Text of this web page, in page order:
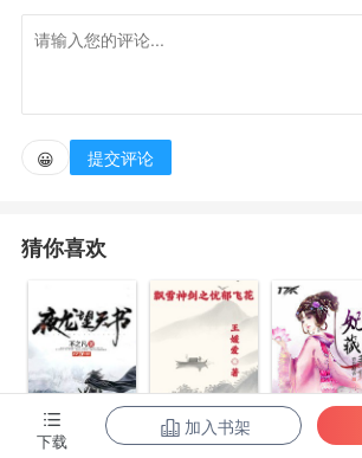
之后，你又该做什么？”
“呵呵~可笑！一个连答案都给不了我
入川中……
两千年后，忘川河上。一个穿越而
红衣男子的怀中，喂着游鱼：“六界
吗？你要不要也去争争看？”
😀 提交评论
猜你喜欢
夜龙望天书 飘雪神剑之忧 妃藏手段
下载
加入书架